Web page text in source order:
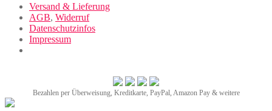
Versand & Lieferung
AGB, Widerruf
Datenschutzinfos
Impressum